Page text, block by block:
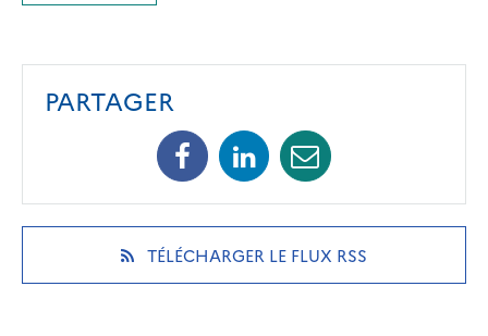
PARTAGER
Facebook
(opens
a
new
tab)
Linkedin
(opens
a
new
tab)
Mail
(opens
a
new
tab)
TÉLÉCHARGER LE FLUX RSS(OPENS